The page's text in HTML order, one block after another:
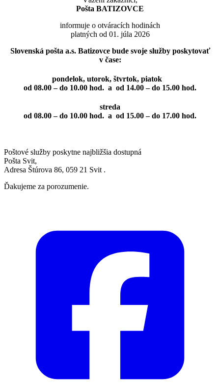
Pošta BATIZOVCE
informuje o otváracích hodinách
platných od 01. júla 2026
Slovenská pošta a.s. Batizovce bude svoje služby poskytovať
v čase:
pondelok, utorok, štvrtok, piatok
od 08.00 – do 10.00 hod. a od 14.00 – do 15.00 hod.
streda
od 08.00 – do 10.00 hod. a od 15.00 – do 17.00 hod.
Poštové služby poskytne najbližšia dostupná
Pošta Svit,
Adresa Štúrova 86, 059 21 Svit .
Ďakujeme za porozumenie.